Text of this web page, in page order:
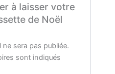
à laisser votre
de Noël
sera pas publiée.
sont indiqués